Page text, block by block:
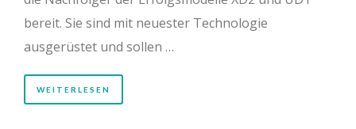
bereit. Sie sind mit neuester Technologie
ausgerüstet und sollen …
WEITERLESEN